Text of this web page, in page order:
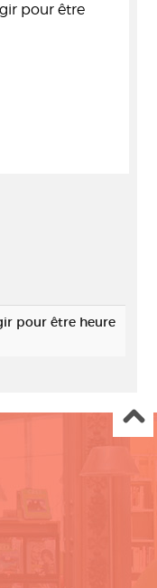
pour être
pour être heure